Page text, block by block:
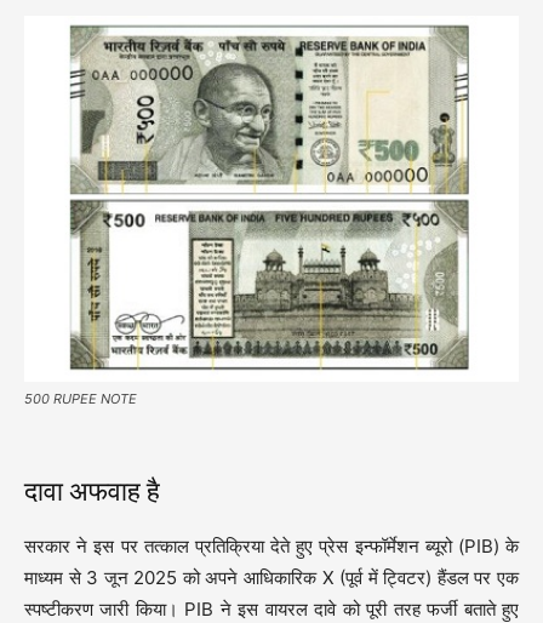
500 RUPEE NOTE
दावा अफवाह है
सरकार ने इस पर तत्काल प्रतिक्रिया देते हुए प्रेस इन्फॉर्मेशन ब्यूरो (PIB) के
माध्यम से 3 जून 2025 को अपने आधिकारिक X (पूर्व में ट्विटर) हैंडल पर एक
स्पष्टीकरण जारी किया। PIB ने इस वायरल दावे को पूरी तरह फर्जी बताते हुए